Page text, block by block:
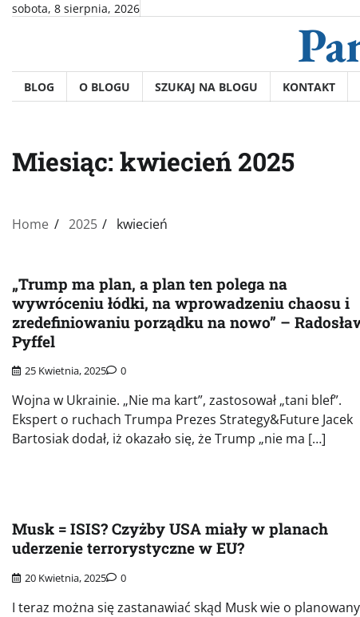
Skipsobota, 8 sierpnia, 2026
BLOG O BLOGU SZUKAJ NA BLOGU KONTAKT
Miesiąc: kwiecień 2025
Home 2025 kwiecień
„Trump ma plan, a plan ten polega na
wywróceniu łódki, na wprowadzeniu chaosu i
zredefiniowaniu porządku na nowo” –
Pyffel
25 Kwietnia, 2025 0
Wojna w Ukrainie. „Nie ma kart”, zastosował „tani blef”.
Ekspert o ruchach Trumpa Prezes Strategy&Future Jacek
Bartosiak dodał, iż okazało się, że Trump „nie ma […]
Musk = ISIS? Czyżby USA miały w planach
uderzenie terrorystyczne w EU?
20 Kwietnia, 2025 0
I teraz można się zastanawiać skąd Musk wie o